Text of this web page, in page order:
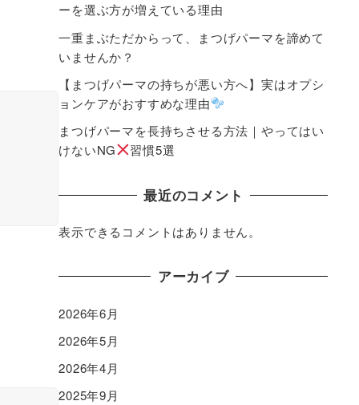
ーを選ぶ方が増えている理由
一重まぶただからって、まつげパーマを諦めて
いませんか？
【まつげパーマの持ちが悪い方へ】実はオプシ
ョンケアがおすすめな理由
まつげパーマを長持ちさせる方法｜やってはい
けないNG
習慣5選
最近のコメント
表示できるコメントはありません。
アーカイブ
2026年6月
2026年5月
2026年4月
2025年9月